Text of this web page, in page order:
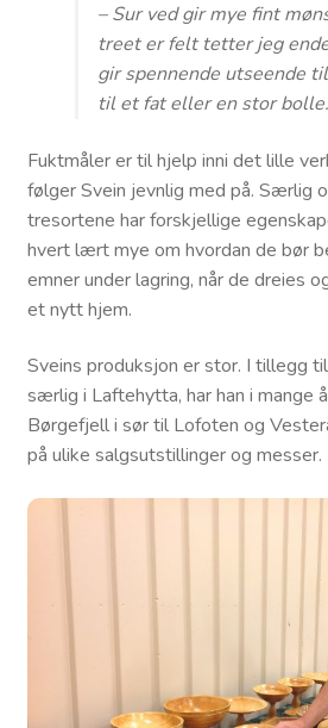
– Sur ved gir mye fint
treet er felt tetter jeg
gir spennende utseende
til et fat eller en stor bolle.
Fuktmåler er til hjelp inni det lille
følger Svein jevnlig med på. Særlig
tresortene har forskjellige
hvert lært mye om hvordan de bør
emner under lagring, når de dreies
et nytt hjem.
Sveins produksjon er stor. I tillegg
særlig i Laftehytta, har han i mange
Børgefjell i sør til Lofoten og
på ulike salgsutstillinger og messer.